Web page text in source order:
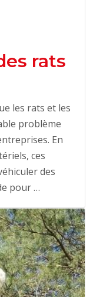
rats
les rats et les
problème
En
ces
des
pour …